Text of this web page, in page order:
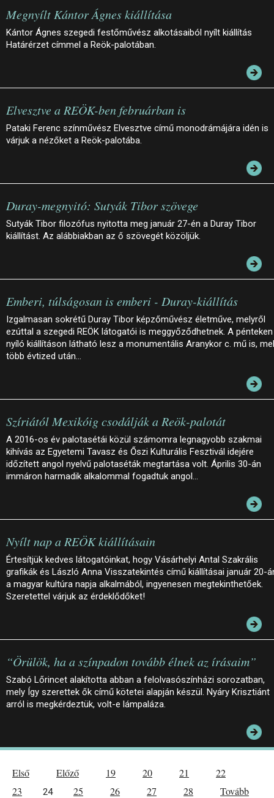
Megnyílt Kántor Ágnes kiállítása
Kántor Ágnes szegedi festőművész alkotásaiból nyílt kiállítás
Határérzet címmel a Reök-palotában.
Elvesztve a REÖK-ben februárban is
Pataki Ferenc színművész Elvesztve című monodrámájára idén is
várjuk a nézőket a Reök-palotába.
Duray-megnyitó: Sutyák Tibor szövege
Sutyák Tibor filozófus nyitotta meg január 27-én a Duray Tibor
kiállítást. Az alábbiakban az ő szövegét közöljük.
Emberi, túlságosan is emberi - Duray-kiállítás
Izgalmasan sokrétű Duray Tibor képzőművész életműve, melyről
ezúttal a szegedi REÖK látogatói is meggyőződhetnek. A pénteken
nyíló kiállításon látható lesz a monumentális Aranykor c. mű is,
több évtized után…
Szíriától Mexikóig csodálják a Reök-palotát
A 2016-os év palotasétái közül számomra legnagyobb szakmai
kihívás az Egyetemi Tavasz és Őszi Kulturális Fesztivál idejére
időzített angol nyelvű palotaséták megtartása volt. Április 30-án
immáron harmadik alkalommal fogadtuk angol…
Nyílt nap a REÖK kiállításain
Értesítjük kedves látogatóinkat, hogy Vásárhelyi Antal Szakrális
grafikák és László Anna Visszatekintés című kiállításai január 20-
a magyar kultúra napja alkalmából, ingyenesen megtekinthetőek.
Szeretettel várjuk az érdeklődőket!
“Örülök, ha a színpadon tovább élnek az írásaim”
Szabó Lőrincet alakította abban a felolvasószínházi sorozatban,
mely Így szerettek ők című kötetei alapján készül. Nyáry Krisztiánt
arról is megkérdeztük, volt-e lámpaláza.
Első Előző 19 20 21
22
23
24 25 26 27 28
Tovább